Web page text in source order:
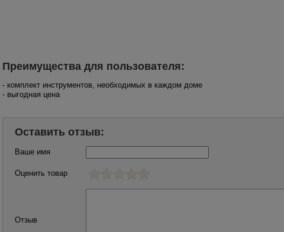
Преимущества для пользователя:
- комплект инструментов, необходимых в каждом доме
- выгодная цена
Оставить отзыв:
Ваше имя
Оценить товар
Отзыв